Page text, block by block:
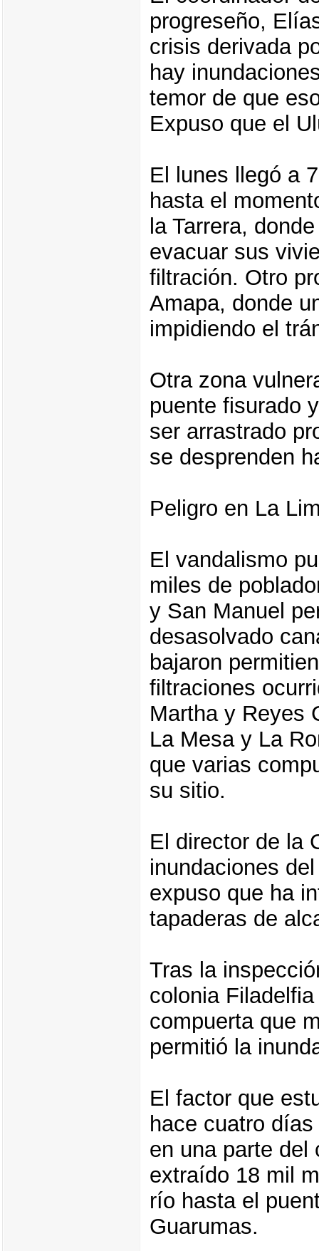
progreseño,
crisis derivada
hay
temor de que
Expuso que el
El lunes llegó a
hasta el
la Tarrera,
evacuar sus
filtración. Otro
Amapa, donde
impidiendo el
Otra zona
puente fisurado
ser arrastrado
se desprenden
Peligro en La
El vandalismo
miles de
y San Manuel
desasolvado
bajaron
filtraciones
Martha y Reyes
La Mesa y La
que varias
su sitio.
El director de la
inundaciones
expuso que ha
tapaderas de
Tras la
colonia
compuerta que
permitió la
El factor que
hace cuatro
en una parte del
extraído 18 mil
río hasta el
Guarumas.